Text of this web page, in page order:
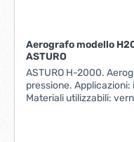
Aerografo modello
ASTURO
ASTURO H-2000.
pressione. Applicazioni: ideale per ritocchi e grafica.
Materiali utilizzabili: vernici e smalti monocomponente,